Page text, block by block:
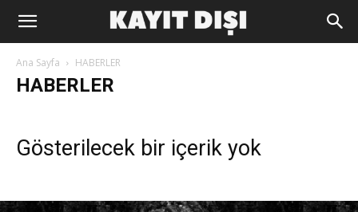
Ana Sayfa HABERLER
HABERLER
Gösterilecek bir içerik yok